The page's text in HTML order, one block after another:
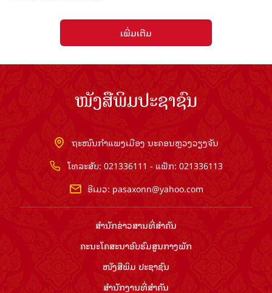
ເພີ່ມເຕີມ
ໜັງສືພິມປະຊາຊົນ
ຖະໜົນກຳແພງເມືອງ ນະຄອນຫຼວງວຽງຈັນ
ໂທລະສັບ: 021336111 - ແຟັກ: 021336113
ອີເມວ: pasaxonn@yahoo.com
ສຳ​ນັກ​ຂ່າວ​ສານ​ທີ່​ສຳ​ຄັນ​
ຄະນະໂຄສະນາອົບຮົມ​ສູນ​ກາງ​ພັກ
ໜັງສືພິມ ປະ​ຊາ​ຊົນ
ສຳ​ນັກ​ງານ​ທີ່​ສຳ​ຄັນ